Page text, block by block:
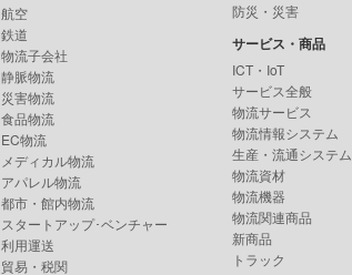
航空
鉄道
物流子会社
静脈物流
災害物流
食品物流
EC物流
メディカル物流
アパレル物流
都市・館内物流
スタートアップ･ベンチャー
利用運送
貿易・税関
防災・災害
サービス・商品
ICT・IoT
サービス全般
物流サービス
物流情報システム
生産・流通システム
物流資材
物流機器
物流関連商品
新商品
トラック